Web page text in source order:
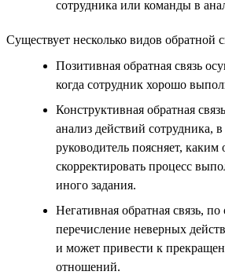
сотрудника или команды в
Существует несколько видов обратной
Позитивная обратная связь
когда сотрудник хорошо
Конструктивная обратная
анализ действий сотрудника, в
руководитель поясняет, каким
скорректировать процесс
иного задания.
Негативная обратная связь,
перечисление неверных
и может привести к
отношений.